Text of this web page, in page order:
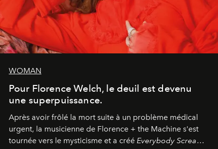
WOMAN
Pour Florence Welch, le deuil est devenu
une superpuissance.
Après avoir frôlé la mort suite à un problème médical
urgent, la musicienne de Florence + the Machine s'est
tournée vers le mysticisme et a créé Everybody Scream